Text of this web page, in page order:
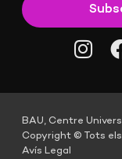
BAU, Centre
Copyright © Tots
Avís Legal